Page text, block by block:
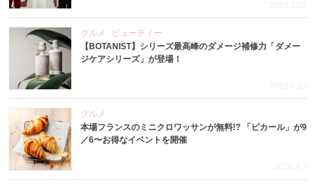
2018.10.2
グルメ
ビューティー
【BOTANIST】シリーズ最高峰のダメージ補修力「ダメー
ジケアシリーズ」が登場！
2018.9.13
グルメ
本場フランスのミニクロワッサンが無料!? 「ピカール」が9
／6〜お得なイベントを開催
2018.9.5